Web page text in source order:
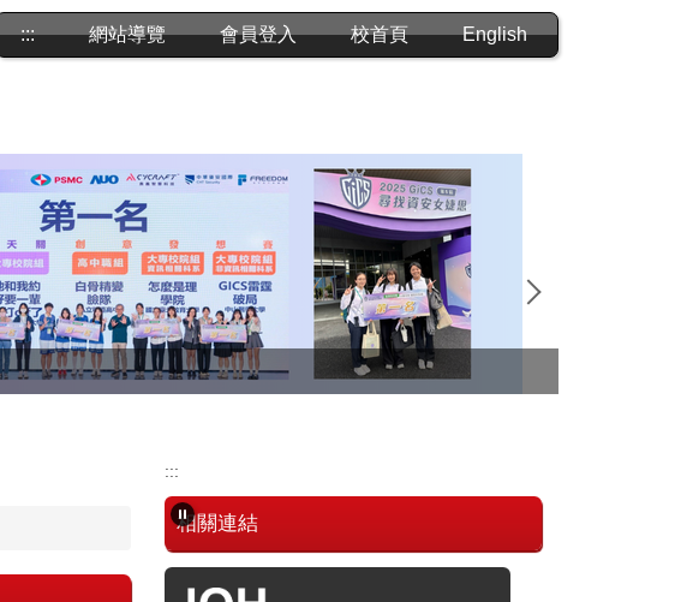
::: 網站導覽 會員登入 校首頁 English
:::
相關連結